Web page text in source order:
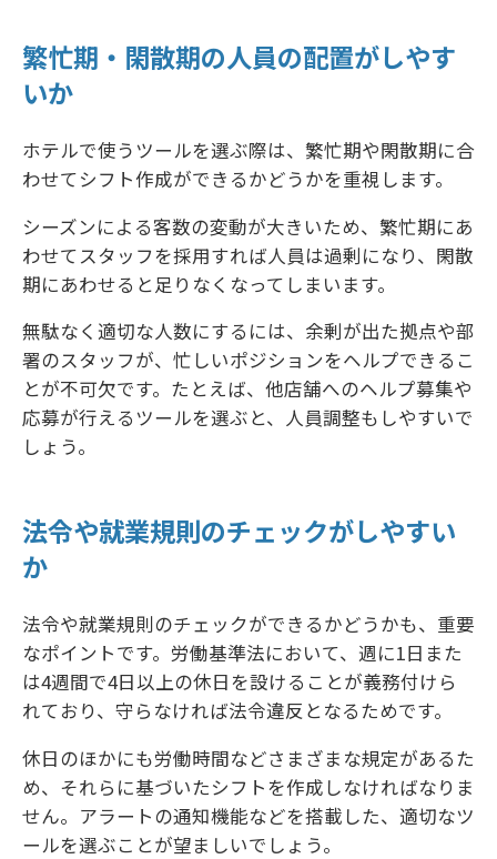
繁忙期・閑散期の人員の配置がしやす
いか
ホテルで使うツールを選ぶ際は、繁忙期や閑散期に合
わせてシフト作成ができるかどうかを重視します。
シーズンによる客数の変動が大きいため、繁忙期にあ
わせてスタッフを採用すれば人員は過剰になり、閑散
期にあわせると足りなくなってしまいます。
無駄なく適切な人数にするには、余剰が出た拠点や部
署のスタッフが、忙しいポジションをヘルプできるこ
とが不可欠です。たとえば、他店舗へのヘルプ募集や
応募が行えるツールを選ぶと、人員調整もしやすいで
しょう。
法令や就業規則のチェックがしやすい
か
法令や就業規則のチェックができるかどうかも、重要
なポイントです。労働基準法において、週に1日また
は4週間で4日以上の休日を設けることが義務付けら
れており、守らなければ法令違反となるためです。
休日のほかにも労働時間などさまざまな規定があるた
め、それらに基づいたシフトを作成しなければなりま
せん。アラートの通知機能などを搭載した、適切なツ
ールを選ぶことが望ましいでしょう。